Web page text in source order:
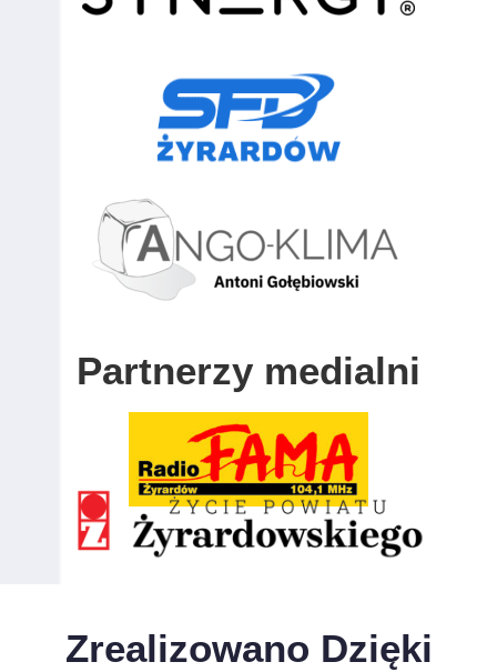
Partnerzy medialni
Zrealizowano Dzięki